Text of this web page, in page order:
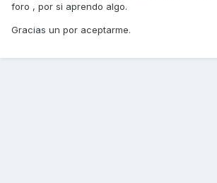
foro , por si aprendo algo.
Gracias un por aceptarme.